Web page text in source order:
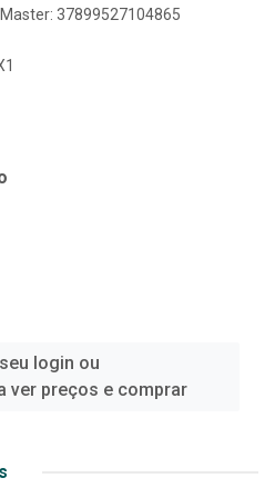
37899527104865
login ou
ver preços e comprar